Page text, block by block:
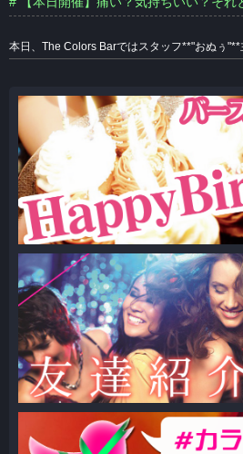
本日、The Colors Barではスタッフ**"おぬぅ"**